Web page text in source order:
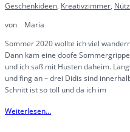
Geschenkideen, Kreativzimmer,
von
Maria
Sommer 2020 wollte ich viel
Dann kam eine doofe
und ich saß mit Husten daheim.
und fing an – drei Didis sind
Schnitt ist so toll und da ich im
Weiterlesen…